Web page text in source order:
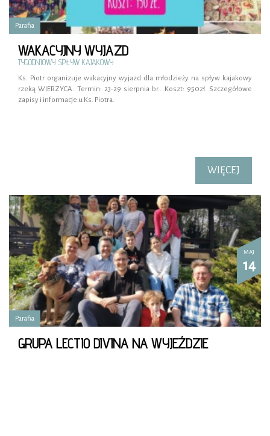
Parafia
WAKACYJNY WYJAZD
TYGODNIOWY SPŁYW KAJAKOWY
Ks. Piotr organizuje wakacyjny wyjazd dla młodzieży na spływ kajakowy
rzeką WIERZYCA. Termin: 23-29 sierpnia br.. Koszt: 950zł. Szczegółowe
zapisy i informacje u Ks. Piotra.
WIĘCEJ
MAJ
14
Parafia
GRUPA LECTIO DIVINA NA WYJEŹDZIE